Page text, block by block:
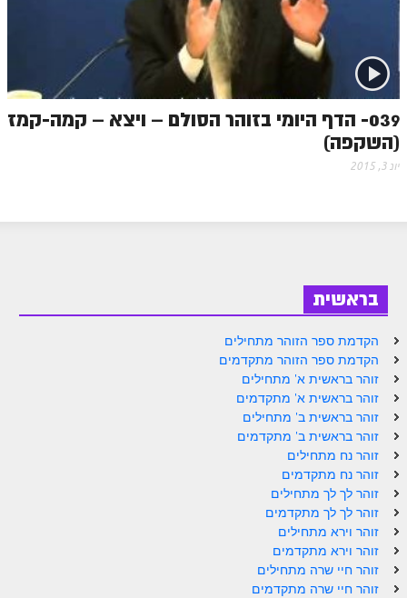
זוהר פנחס למתחילים
זוהר פנחס למתקדמים
ספר הזוהר – דברים
זוהר ואתחנן למתחילים
זוהר ואתחנן למתקדמים
זהר שופטים מתקדמים
זוהר כי תצא מתחילים
זוהר כי תצא מתקדמים
זוהר וילך השקפה
זוהר וילך מתקדמים
שידור חי
תגיות ונושאים
אודות האתר
אודות אתר הזוהר היומי
039- הדף היומי בזוהר הסולם – ויצא – קמה-קמז
(השקפה)
יונ 3, 2015
בראשית
הקדמת ספר הזוהר מתחילים
הקדמת ספר הזוהר מתקדמים
זוהר בראשית א' מתחילים
זוהר בראשית א' מתקדמים
זוהר בראשית ב' מתחילים
זוהר בראשית ב' מתקדמים
זוהר נח מתחילים
זוהר נח מתקדמים
זוהר לך לך מתחילים
זוהר לך לך מתקדמים
זוהר וירא מתחילים
זוהר וירא מתקדמים
זוהר חיי שרה מתחילים
זוהר חיי שרה מתקדמים